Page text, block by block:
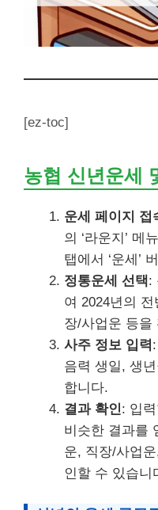
[ez-toc]
농협 신년운세
운세 페이지 접
의 ‘라운지’ 메
탭에서 ‘운세’
정통운세 선택:
여 2024년의
장/사업운 등을
사주 정보 입력
음력 생일, 생
합니다.
결과 확인: 입
비슷한 결과를
운, 직장/사업
인할 수 있습니